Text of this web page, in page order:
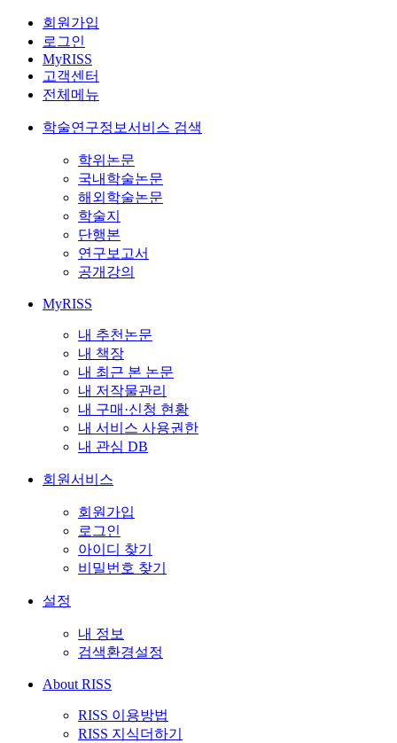
회원가입
로그인
MyRISS
고객센터
전체메뉴
학술연구정보서비스 검색
학위논문
국내학술논문
해외학술논문
학술지
단행본
연구보고서
공개강의
MyRISS
내 추천논문
내 책장
내 최근 본 논문
내 저작물관리
내 구매·신청 현황
내 서비스 사용권한
내 관심 DB
회원서비스
회원가입
로그인
아이디 찾기
비밀번호 찾기
설정
내 정보
검색환경설정
About RISS
RISS 이용방법
RISS 지식더하기